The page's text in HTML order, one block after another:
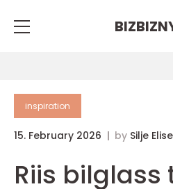
inspiration
15. February 2026 by Silje
Riis bilglass